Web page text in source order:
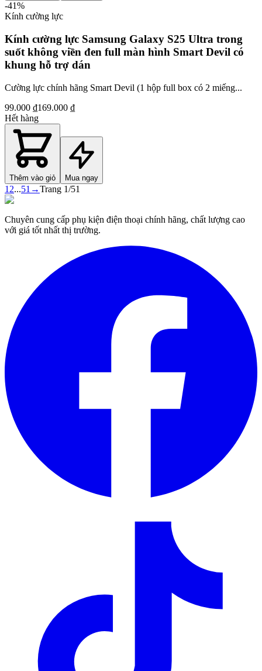
-41%
Kính cường lực
Kính cường lực Samsung Galaxy S25 Ultra trong
suốt không viền đen full màn hình Smart Devil có
khung hỗ trợ dán
Cường lực chính hãng Smart Devil (1 hộp full box có 2 miếng...
99.000 ₫169.000 ₫
Hết hàng
Thêm vào giỏ Mua ngay
1 2...51 →Trang 1/51
Chuyên cung cấp phụ kiện điện thoại chính hãng, chất lượng cao
với giá tốt nhất thị trường.